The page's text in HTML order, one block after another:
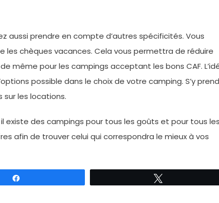
aussi prendre en compte d’autres spécificités. Vous
chèques vacances. Cela vous permettra de réduire
même pour les campings acceptant les bons CAF.
possible dans le choix de votre camping. S’y
sur les locations.
il existe des campings pour tous les goûts et pour tous les
afin de trouver celui qui correspondra le mieux à vos